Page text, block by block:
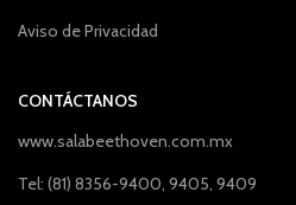
Aviso de Privacidad
CONTÁCTANOS
www.salabeethoven.com.mx
Tel: (81) 8356-9400, 9405, 9409